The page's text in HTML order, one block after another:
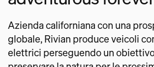
Azienda californiana con una
globale, Rivian produce veicoli
elettrici perseguendo un